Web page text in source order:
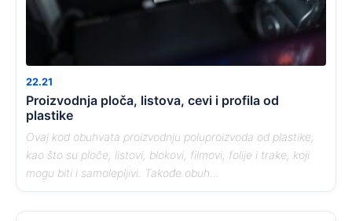
22.21
Proizvodnja ploča, listova, cevi i profila od
plastike
Ovaj kod obuhvata proizvodnju poluproizvoda od plastike,
kao što su ploče, listovi, blokovi, filmovi, folije i trake, koji
mogu biti i samolepljivi. Takođe obuh...